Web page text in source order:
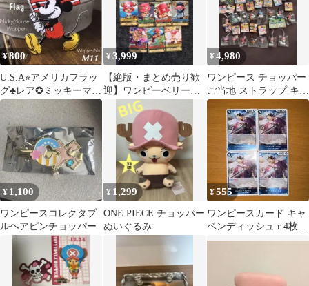
¥800
U.S.A⭐︎アメリカフラッ
グ♣レア✪ミッキーマウ
ス❋ミッキー۝ワッペ
ン✼ハーレー
¥3,999
【絶版・まとめ売り歓
迎】ワンピーベリーマ
ッチ W チョッパー 11
枚セット
¥4,980
ワンピース チョッパー
ご当地 ストラップ キー
ホルダー 大量セット
¥ 1,100
ワンピースコレクタブ
ルヘアピンチョッパー
¥ 1,299
ONE PIECE チョッパー
ぬいぐるみ
¥555
ワンピースカード キャ
ベンディッシュ r 4枚セ
ット